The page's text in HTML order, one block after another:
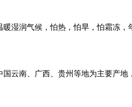
湿润气候，怕热，怕旱，怕霜冻
云南、广西、贵州等地为主要产